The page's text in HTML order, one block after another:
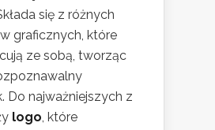
się z różnych
graficznych, które
ze sobą, tworząc
Do najważniejszych z
logo , które